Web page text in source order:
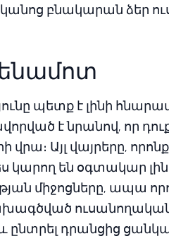
բնակարան ձեր
պետք է լինի
է նրանով, որ
Այլ վայրերը,
կարող են օգտակար
միջոցները, ապա
և ընտրել դրանցից